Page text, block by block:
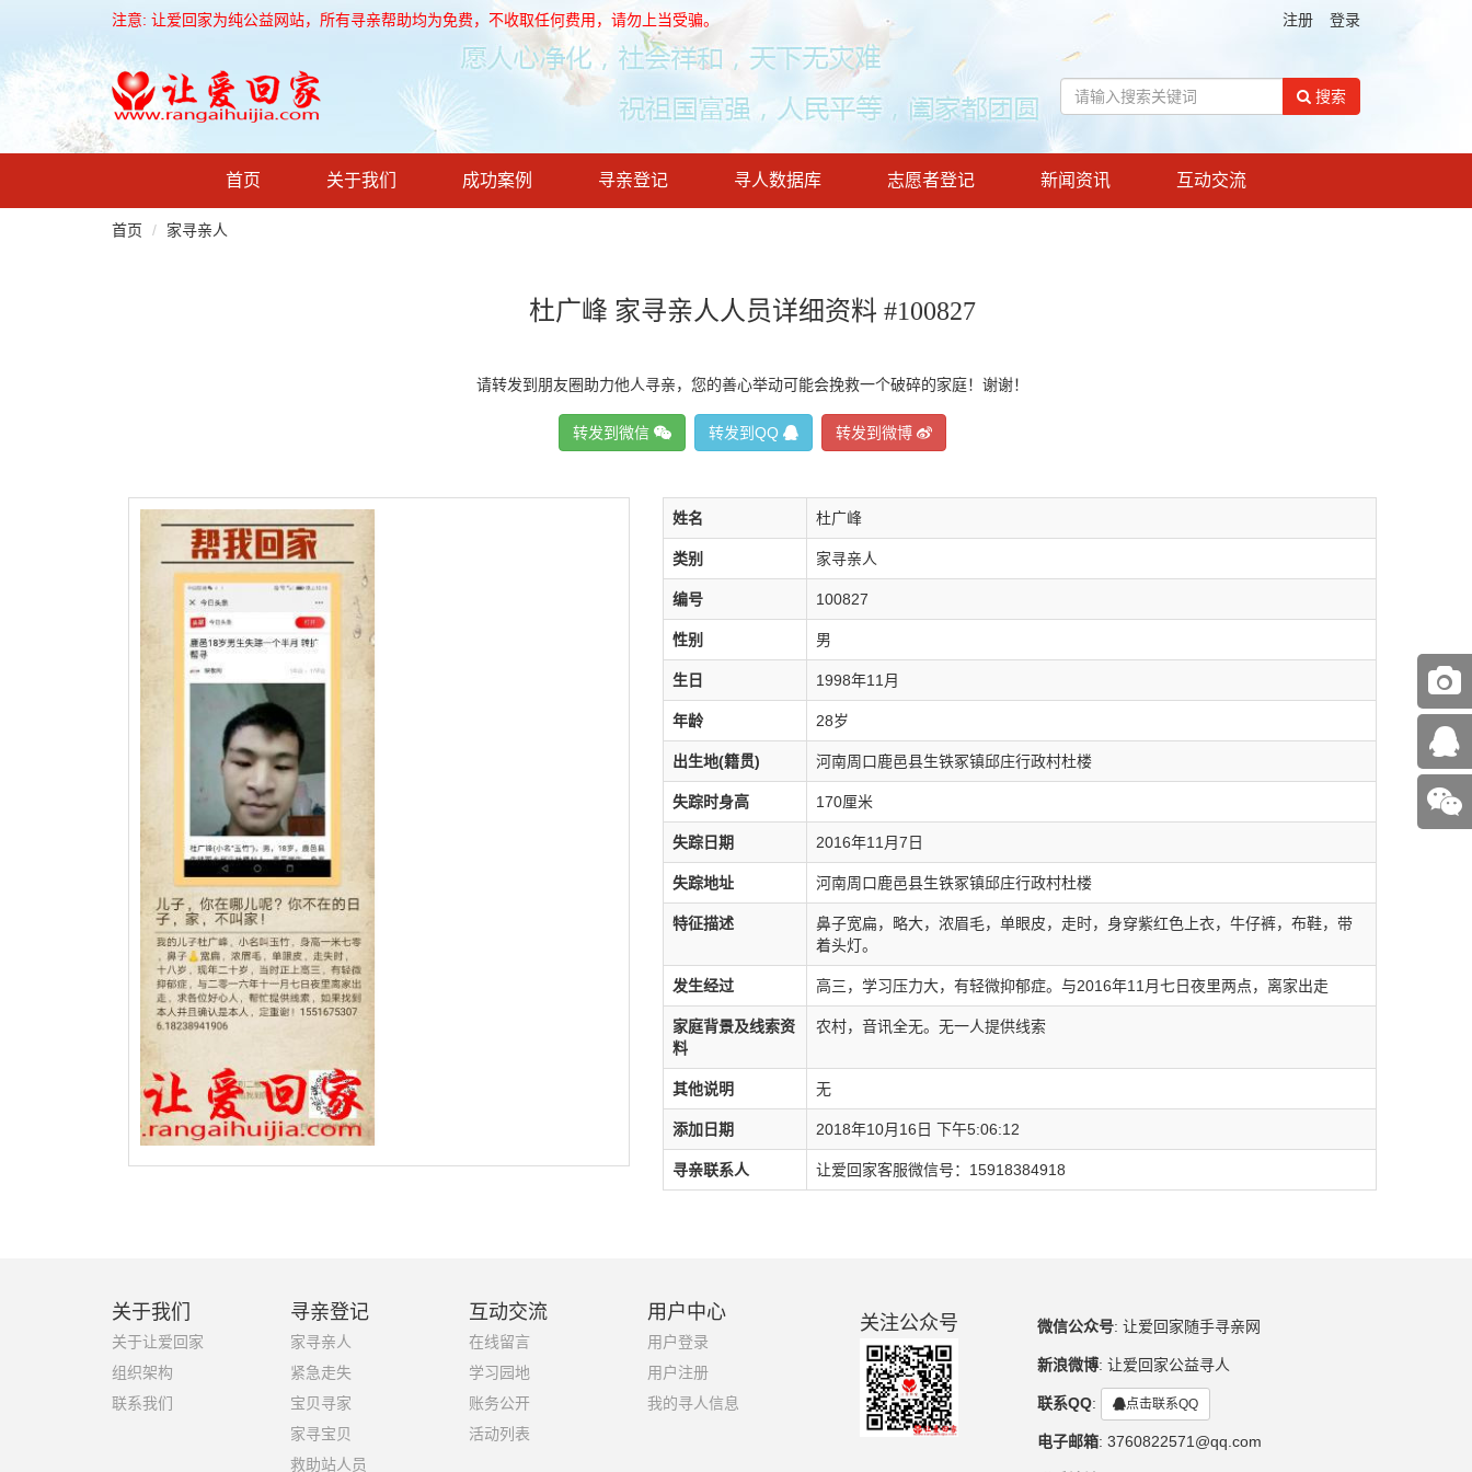
注意: 让爱回家为纯公益网站，所有寻亲帮助均为免费，不收取任何费用，请勿上当受骗。 注册 登录
搜索
首页 关于我们 成功案例 寻亲登记 寻人数据库 志愿者登记 新闻资讯 互动交流
首页 家寻亲人
杜广峰 家寻亲人人员详细资料 #100827
请转发到朋友圈助力他人寻亲，您的善心举动可能会挽救一个破碎的家庭！谢谢！
转发到微信 转发到QQ 转发到微博
姓名 杜广峰
类别 家寻亲人
编号 100827
性别 男
生日 1998年11月
年龄 28岁
出生地(籍贯) 河南周口鹿邑县生铁冢镇邱庄行政村杜楼
失踪时身高 170厘米
失踪日期 2016年11月7日
失踪地址 河南周口鹿邑县生铁冢镇邱庄行政村杜楼
特征描述
鼻子宽扁，略大，浓眉毛，单眼皮，走时，身穿紫红色上衣，牛仔裤，布鞋，带
着头灯。
发生经过 高三，学习压力大，有轻微抑郁症。与2016年11月七日夜里两点，离家出走
家庭背景及线索资
料
农村，音讯全无。无一人提供线索
其他说明 无
添加日期 2018年10月16日 下午5:06:12
寻亲联系人 让爱回家客服微信号：15918384918
关于我们
关于让爱回家
组织架构
联系我们
寻亲登记
家寻亲人
紧急走失
宝贝寻家
家寻宝贝
救助站人员
互动交流
在线留言
学习园地
账务公开
活动列表
用户中心
用户登录
用户注册
我的寻人信息
关注公众号 微信公众号: 让爱回家随手寻亲网
新浪微博: 让爱回家公益寻人
联系QQ: 点击联系QQ
电子邮箱: 3760822571@qq.com